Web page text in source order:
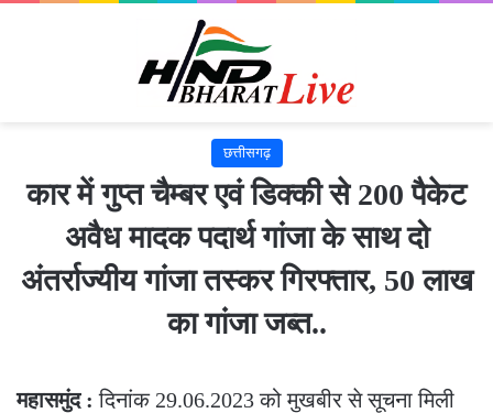
छत्तीसगढ़
कार में गुप्त चैम्बर एवं डिक्की से 200 पैकेट
अवैध मादक पदार्थ गांजा के साथ दो
अंतर्राज्यीय गांजा तस्कर गिरफ्तार, 50 लाख
का गांजा जब्त..
महासमुंद : दिनांक 29.06.2023 को मुखबीर से सूचना मिली